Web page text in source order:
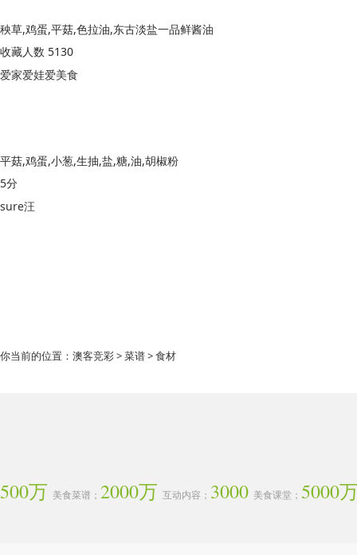
秧草,鸡蛋,平菇,色拉油,东古淡盐一品鲜酱油
收藏人数 5130
爱家爱娃爱美食
平菇,鸡蛋,小葱,生抽,盐,糖,油,胡椒粉
5分
sure汪
你当前的位置： 澳客竞彩>菜谱> 食材
500万 美食菜谱； 2000万 互动内容； 3000 美食课堂； 5000